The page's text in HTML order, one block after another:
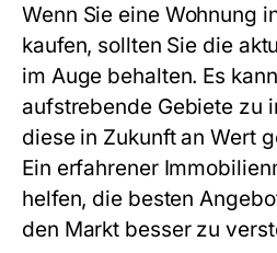
Wenn Sie eine Wohnung
kaufen, sollten Sie die
im Auge behalten. Es
aufstrebende Gebiete zu
diese in Zukunft an Wert
Ein erfahrener
helfen, die besten
den Markt besser zu